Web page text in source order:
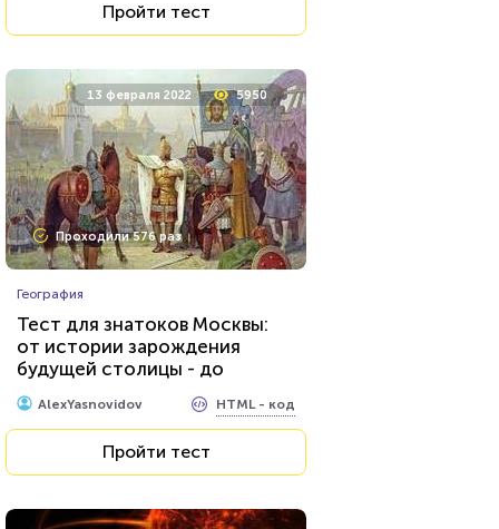
Пройти тест
13 февраля 2022 5950
Проходили 576 раз
География
Тест для знатоков Москвы:
от истории зарождения
будущей столицы - до
присвоения звания «Город-
герой»
AlexYasnovidov HTML - код
Пройти тест